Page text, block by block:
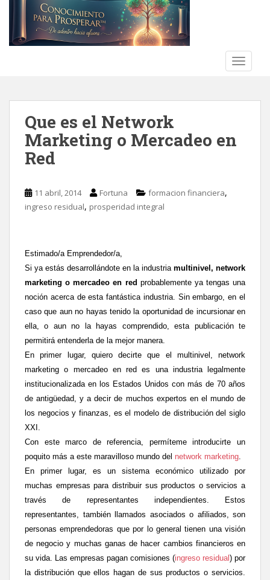
Que es el Network
Marketing o Mercadeo en
Red
11 abril, 2014 Fortuna formacion financiera,
ingreso residual, prosperidad integral
Estimado/a Emprendedor/a,
Si ya estás desarrollándote en la industria multinivel, network
marketing o mercadeo en red probablemente ya tengas una
noción acerca de esta fantástica industria. Sin embargo, en el
caso que aun no hayas tenido la oportunidad de incursionar en
ella, o aun no la hayas comprendido, esta publicación te
permitirá entenderla de la mejor manera.
En primer lugar, quiero decirte que el multinivel, network
marketing o mercadeo en red es una industria legalmente
institucionalizada en los Estados Unidos con más de 70 años
de antigüedad, y a decir de muchos expertos en el mundo de
los negocios y finanzas, es el modelo de distribución del siglo
XXI.
Con este marco de referencia, permíteme introducirte un
poquito más a este maravilloso mundo del network marketing.
En primer lugar, es un sistema económico utilizado por
muchas empresas para distribuir sus productos o servicios a
través de representantes independientes. Estos
representantes, también llamados asociados o afiliados, son
personas emprendedoras que por lo general tienen una visión
de negocio y muchas ganas de hacer cambios financieros en
su vida. Las empresas pagan comisiones (ingreso residual) por
la distribución que ellos hagan de sus productos o servicios.